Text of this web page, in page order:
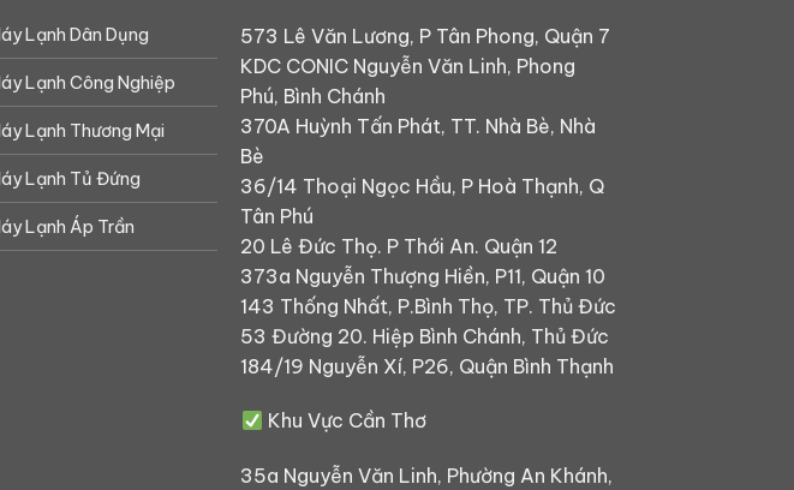
Lạnh Dân Dụng
Lạnh Công Nghiệp
Lạnh Thương Mại
Lạnh Tủ Đứng
Lạnh Áp Trần
573 Lê Văn Lương, P Tân Phong, Quận 7
KDC CONIC Nguyễn Văn Linh, Phong
Phú, Bình Chánh
370A Huỳnh Tấn Phát, TT. Nhà Bè, Nhà
Bè
36/14 Thoại Ngọc Hầu, P Hoà Thạnh, Q
Tân Phú
20 Lê Đức Thọ. P Thới An. Quận 12
373a Nguyễn Thượng Hiền, P11, Quận 10
143 Thống Nhất, P.Bình Thọ, TP. Thủ Đức
53 Đường 20. Hiệp Bình Chánh, Thủ Đức
184/19 Nguyễn Xí, P26, Quận Bình Thạnh
Khu Vực Cần Thơ
35a Nguyễn Văn Linh, Phường An Khánh,